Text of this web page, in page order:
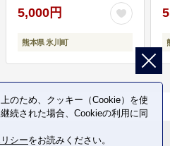
5,000円
熊本県 氷川町
のため、クッキー（Cookie）を使
続された場合、Cookieの利用に同
シーをお読みください。